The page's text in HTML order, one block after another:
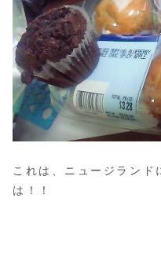
これは、ニュージランド
は！！